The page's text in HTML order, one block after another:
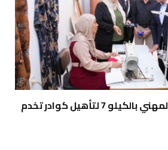
تطوير مركز التدريب المهني بالكيلو 7 لتأهيل كوادر تخدم